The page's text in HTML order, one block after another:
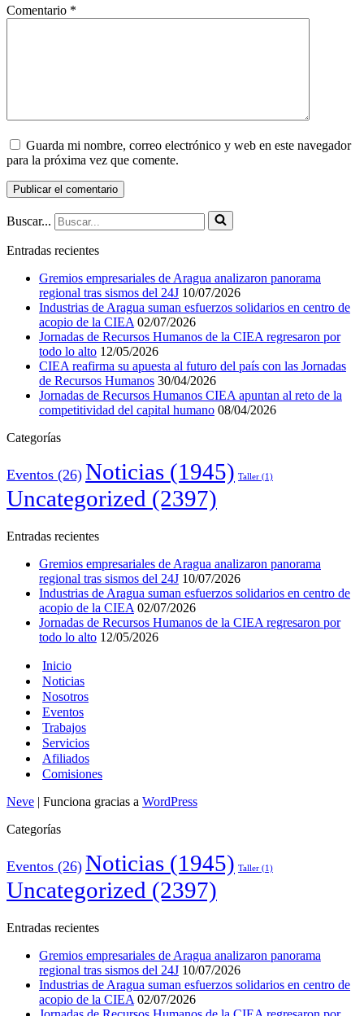
Comentario *
Guarda mi nombre, correo electrónico y web en este navegador
para la próxima vez que comente.
Buscar...
Entradas recientes
Gremios empresariales de Aragua analizaron panorama
regional tras sismos del 24J 10/07/2026
Industrias de Aragua suman esfuerzos solidarios en centro de
acopio de la CIEA 02/07/2026
Jornadas de Recursos Humanos de la CIEA regresaron por
todo lo alto 12/05/2026
CIEA reafirma su apuesta al futuro del país con las Jornadas
de Recursos Humanos 30/04/2026
Jornadas de Recursos Humanos CIEA apuntan al reto de la
competitividad del capital humano 08/04/2026
Categorías
Eventos (26) Noticias (1945) Taller (1)
Uncategorized (2397)
Entradas recientes
Gremios empresariales de Aragua analizaron panorama
regional tras sismos del 24J 10/07/2026
Industrias de Aragua suman esfuerzos solidarios en centro de
acopio de la CIEA 02/07/2026
Jornadas de Recursos Humanos de la CIEA regresaron por
todo lo alto 12/05/2026
Inicio
Noticias
Nosotros
Eventos
Trabajos
Servicios
Afiliados
Comisiones
Neve | Funciona gracias a WordPress
Categorías
Eventos (26) Noticias (1945) Taller (1)
Uncategorized (2397)
Entradas recientes
Gremios empresariales de Aragua analizaron panorama
regional tras sismos del 24J 10/07/2026
Industrias de Aragua suman esfuerzos solidarios en centro de
acopio de la CIEA 02/07/2026